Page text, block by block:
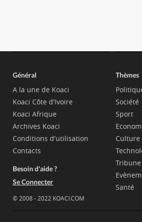
Général
A la une de Koaci
Koaci Côte d'Ivoire
Koaci Afrique
Archives Koaci
Conditions d'utilisation
Contacts
Besoin d'aide ?
Se Connecter
© 2008 - 2022 KOACI.COM
Thèmes
Société
Sport
Culture
Tribune
Santé